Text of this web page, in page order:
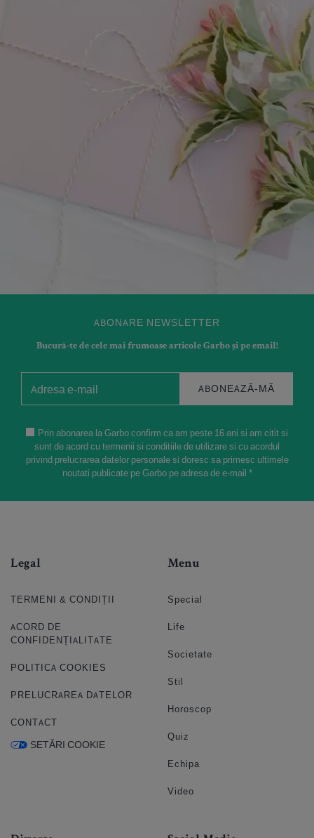
ABONARE NEWSLETTER
Bucură-te de cele mai frumoase articole Garbo și pe email!
ABONEAZĂ-MĂ
Prin abonarea la Garbo confirm ca am peste 16 ani si am citit si
sunt de acord cu termenii si conditiile de utilizare si cu acordul
privind prelucrarea datelor personale si doresc sa primesc ultimele
noutati publicate pe Garbo pe adresa de e-mail *
Legal
TERMENI & CONDIȚII
ACORD DE
CONFIDENȚIALITATE
POLITICA COOKIES
PRELUCRAREA DATELOR
CONTACT
SETĂRI COOKIE
Menu
Special
Life
Societate
Stil
Horoscop
Quiz
Echipa
Video